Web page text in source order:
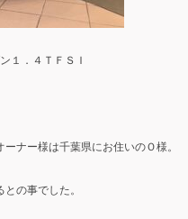
１．４ＴＦＳＩ
ナー様は千葉県にお住いのＯ様。
の事でした。